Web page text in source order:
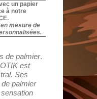
un papier
à notre
mesure de
de palmier.
est
Ses
palmier